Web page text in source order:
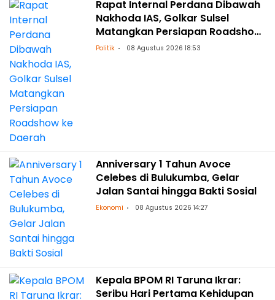
Rapat Internal Perdana Dibawah
Nakhoda IAS, Golkar Sulsel
Matangkan Persiapan Roadshow
ke Daerah
Politik 08 Agustus 2026 18:53
Anniversary 1 Tahun Avoce
Celebes di Bulukumba, Gelar
Jalan Santai hingga Bakti Sosial
Ekonomi 08 Agustus 2026 14:27
Kepala BPOM RI Taruna Ikrar:
Seribu Hari Pertama Kehidupan